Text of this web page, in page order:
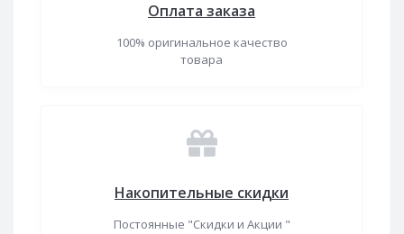
Оплата заказа
100% оригинальное качество
товара
Накопительные скидки
Постоянные "Скидки и Акции "